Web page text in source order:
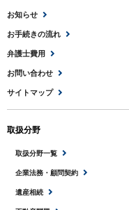
お知らせ
お手続きの流れ
弁護士費用
お問い合わせ
サイトマップ
取扱分野
取扱分野一覧
企業法務・顧問契約
遺産相続